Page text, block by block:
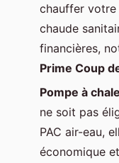
chauffer votre
chaude
financières,
Prime Coup
Pompe à
ne soit pas
PAC air-eau,
économique